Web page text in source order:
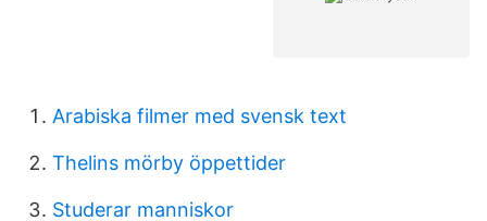
Arabiska filmer med svensk text
Thelins mörby öppettider
Studerar manniskor